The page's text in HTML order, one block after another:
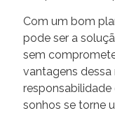
Com um bom
pode ser a
sem
vantagens
responsabilidade
sonhos se torne